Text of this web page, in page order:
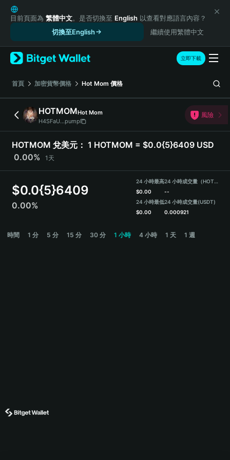
English
日本語
Русский
Español (Latinoamérica)
Türkçe
Italiano
Deutsch
简体中文
繁體中文
Português (Portugal)
Bahasa Indonesia
Español
目前頁面為 繁體中文。是否切換至 English 以查看對應語言內容？
切換至English
繼續使用繁體中文
立即下載
首頁 加密貨幣價格 Hot Mom 價格
HOTMOMHot Mom
H4SFaU...pump
風險
HOTMOM 兌美元： 1 HOTMOM = $0.0{5}6409 USD
0.00%
1天
$0.0{5}6409
0.00%
24 小時最高
$0.00
24 小時最低
$0.00
24 小時成交量（HOTMOM）
--
24 小時成交量(USDT)
0.000921
時間 1 分 5 分 15 分 30 分 1 小時 4 小時 1 天 1 週